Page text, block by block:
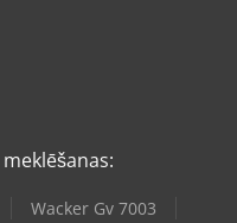
Wacker Gv 7003